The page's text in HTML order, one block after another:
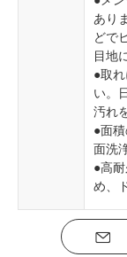
あり
どで
目地
●取
い。
汚れ
●面
面洗
●高
め、